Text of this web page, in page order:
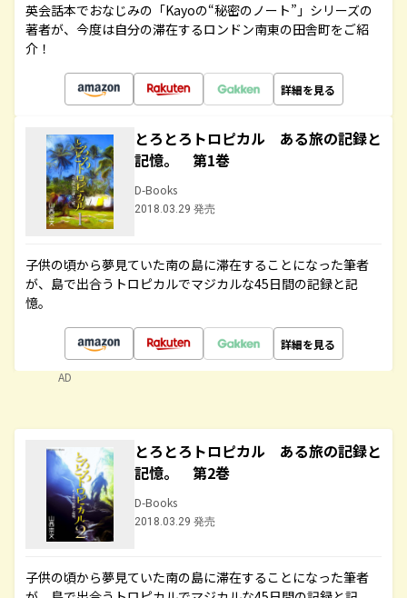
英会話本でおなじみの「Kayoの“秘密のノート”」シリーズの
著者が、今度は自分の滞在するロンドン南東の田舎町をご紹
介！
詳細を見る
とろとろトロピカル ある旅の記録と
記憶。 第1巻
D-Books
2018.03.29 発売
子供の頃から夢見ていた南の島に滞在することになった筆者
が、島で出合うトロピカルでマジカルな45日間の記録と記
憶。
詳細を見る
AD
とろとろトロピカル ある旅の記録と
記憶。 第2巻
D-Books
2018.03.29 発売
子供の頃から夢見ていた南の島に滞在することになった筆者